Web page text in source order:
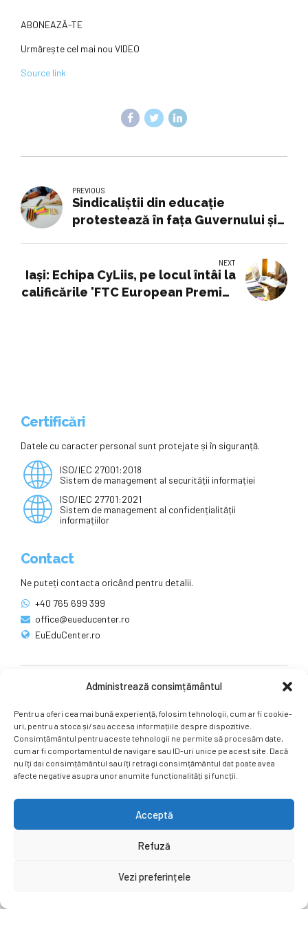
Administrează consimțământul
Pentru a oferi cea mai bună experiență, folosim tehnologii, cum ar fi cookie-
uri, pentru a stoca și/sau accesa informațiile despre dispozitive.
Consimțământul pentru aceste tehnologii ne permite să procesăm date,
cum ar fi comportamentul de navigare sau ID-uri unice pe acest site. Dacă
nu îți dai consimțământul sau îți retragi consimțământul dat poate avea
afecte negative asupra unor anumite funcționalități și funcții.
Acceptă
Refuză
Vezi preferințele
ABONEAZĂ-TE
Urmărește cel mai nou VIDEO
Source link
PREVIOUS
Sindicaliștii din educație
protestează în fața Guvernului și
NEXT
Iași: Echipa CyLiis, pe locul întâi la
calificările 'FTC European Premier
Certificări
Datele cu caracter personal sunt protejate și în siguranță.
ISO/IEC 27001:2018
Sistem de management al securității informației
ISO/IEC 27701:2021
Sistem de management al confidențialității
informațiilor
Contact
Ne puteți contacta oricând pentru detalii.
+40 765 699 399
office@eueducenter.ro
EuEduCenter.ro
Ne puteți găsi și pe rețelele sociale.